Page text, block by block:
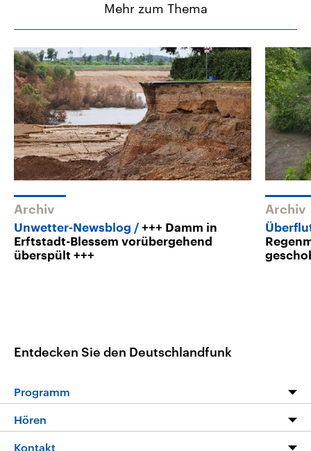
Mehr zum Thema
Archiv
Unwetter-Newsblog
+++ Damm in
Erftstadt-Blessem vorübergehend
überspült +++
Archiv
Entdecken Sie den Deutschlandfunk
Programm
Programm
Hören
Livestream
Kontakt